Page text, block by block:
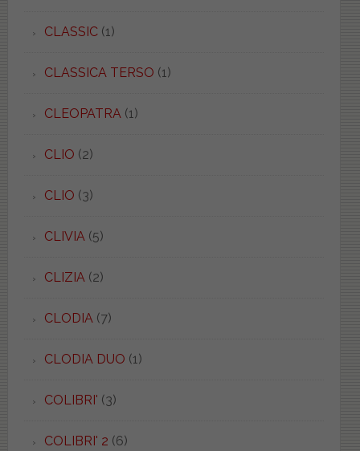
CLASSIC(1)
CLASSICA TERSO (1)
CLEOPATRA(1)
CLIO (2)
CLIO (3)
CLIVIA(5)
CLIZIA(2)
CLODIA(7)
CLODIA DUO (1)
COLIBRI' (3)
COLIBRI' 2 (6)